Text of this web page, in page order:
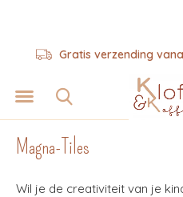
Magna-Tiles
Wil je de creativiteit van je